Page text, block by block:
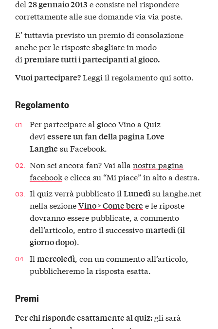
del28 gennaio 2013 e consiste nel rispondere
correttamente alle sue domande via via poste.
E’ tuttavia previsto un premio di consolazione
anche per le risposte sbagliate in modo
dipremiare tutti i partecipanti al gioco.
Vuoi partecipare?Leggi il regolamento qui sotto.
Regolamento
Per partecipare al gioco Vino a Quiz
devi essere un fan della paginaLove
Langhe su Facebook.
Non sei ancora fan? Vai alla nostra pagina
facebooke clicca su “Mi piace” in alto a destra.
Il quiz verrà pubblicato il Lunedìsu langhe.net
nella sezioneVino > Come bere e le riposte
dovranno essere pubblicate, a commento
dell’articolo, entro il successivomartedì (il
giorno dopo).
Il mercoledì, con un commento all’articolo,
pubblicheremo la risposta esatta.
Premi
Per chi risponde esattamente al quiz:gli sarà